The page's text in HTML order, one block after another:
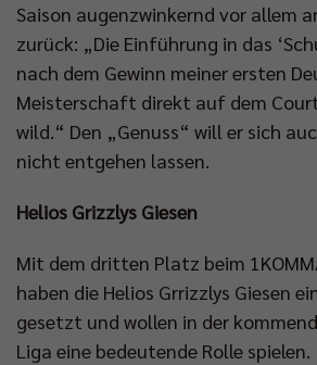
Saison augenzwinkernd vor allem
zurück: „Die Einführung in das
nach dem Gewinn meiner ersten
Meisterschaft direkt auf dem
wild.“ Den „Genuss“ will er sich
nicht entgehen lassen.
Helios Grizzlys Giesen
Mit dem dritten Platz beim
haben die Helios Grrizzlys Giesen
gesetzt und wollen in der
Liga eine bedeutende Rolle